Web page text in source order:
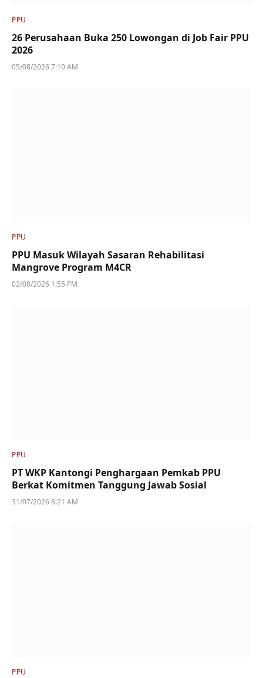
PPU
26 Perusahaan Buka 250 Lowongan di Job Fair PPU
2026
05/08/2026 7:10 AM
PPU
PPU Masuk Wilayah Sasaran Rehabilitasi
Mangrove Program M4CR
02/08/2026 1:55 PM
PPU
PT WKP Kantongi Penghargaan Pemkab PPU
Berkat Komitmen Tanggung Jawab Sosial
31/07/2026 8:21 AM
PPU